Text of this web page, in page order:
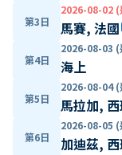
第3日
2026-08-02 (
馬賽, 法國
第4日
2026-08-03 (
海上
第5日
2026-08-04 (
馬拉加,
第6日
2026-08-05 (
加迪茲,